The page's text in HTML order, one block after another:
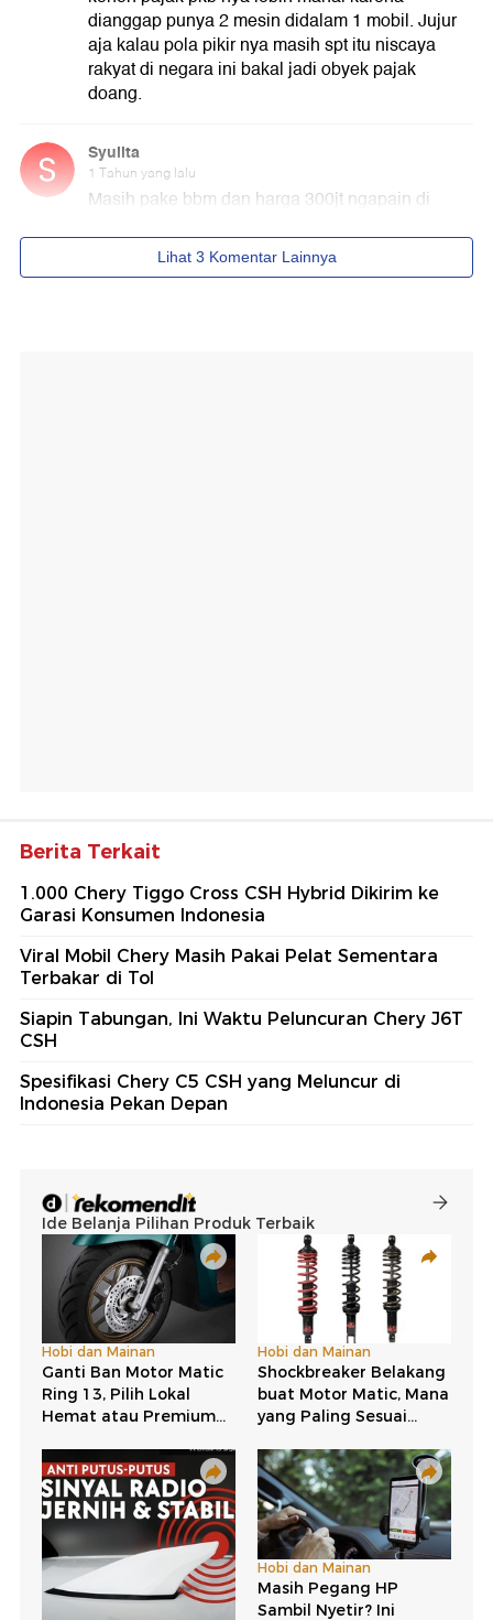
Berita Terkait
1.000 Chery Tiggo Cross CSH Hybrid Dikirim ke
Garasi Konsumen Indonesia
Viral Mobil Chery Masih Pakai Pelat Sementara
Terbakar di Tol
Siapin Tabungan, Ini Waktu Peluncuran Chery J6T
CSH
Spesifikasi Chery C5 CSH yang Meluncur di
Indonesia Pekan Depan